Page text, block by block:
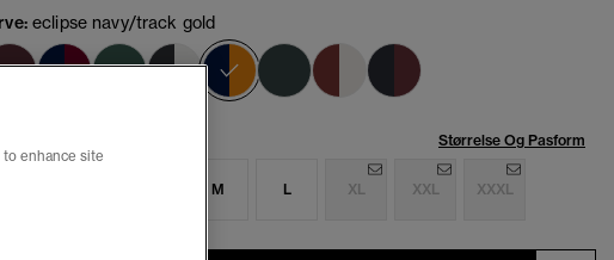
eclipse navy/track gold
valgt
Størrelse Og Pasform
M L XL XXL XXXL
to enhance site